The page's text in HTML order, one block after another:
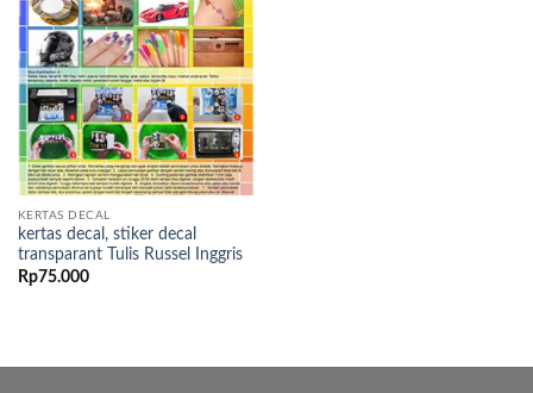
KERTAS DECAL
kertas decal, stiker decal
transparant Tulis Russel Inggris
Rp75.000